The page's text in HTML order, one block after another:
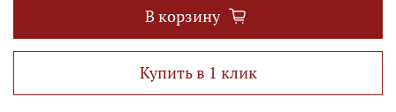
В корзину
Купить в 1 клик